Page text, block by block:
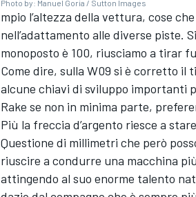
Photo by: Manuel Goria / Sutton Images
mpio l’altezza della vettura, cose
nell’adattamento alle diverse piste.
monoposto è 100, riusciamo a tirar
Come dire, sulla W09 si è corretto
alcune chiavi di sviluppo importanti
Rake se non in minima parte,
Più la freccia d’argento riesce a
Questione di millimetri che però
riuscire a condurre una macchina
attingendo al suo enorme talento